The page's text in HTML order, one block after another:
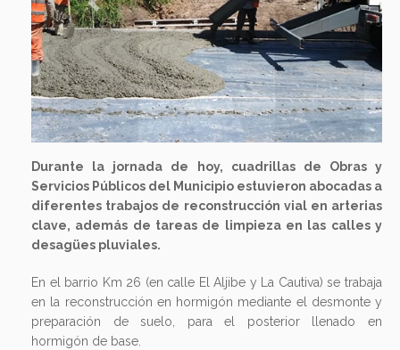
Previous Next
Durante la jornada de hoy, cuadrillas de Obras y
Servicios Públicos del Municipio estuvieron abocadas a
diferentes trabajos de reconstrucción vial en arterias
clave, además de tareas de limpieza en las calles y
desagües pluviales.
En el barrio Km 26 (en calle El Aljibe y La Cautiva) se trabaja
en la reconstrucción en hormigón mediante el desmonte y
preparación de suelo, para el posterior llenado en
hormigón de base.